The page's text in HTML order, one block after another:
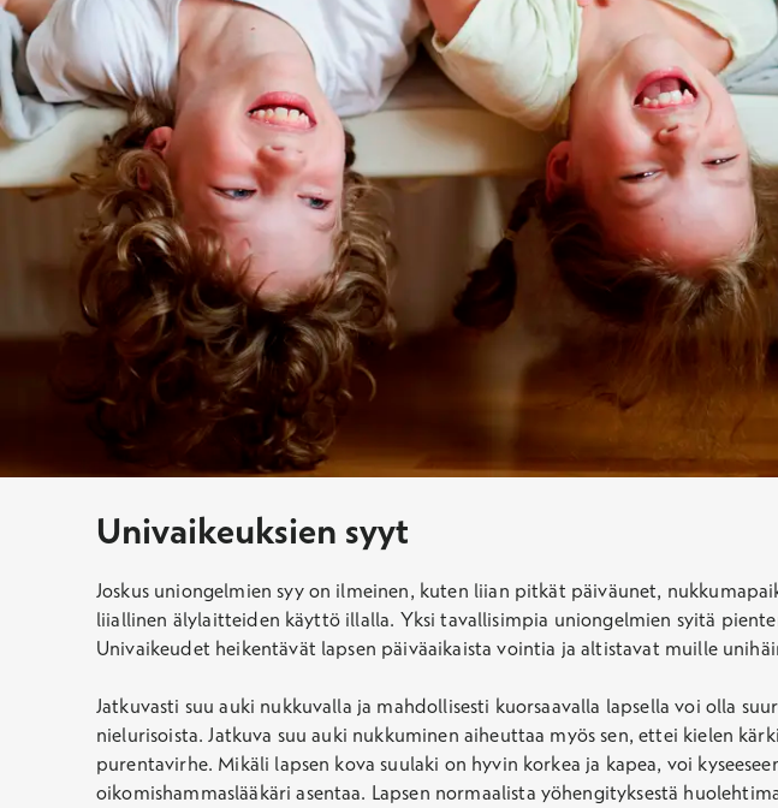
Univaikeuksien syyt
Joskus uniongelmien syy on ilmeinen, kuten liian pitkät päiväunet,
liiallinen älylaitteiden käyttö illalla. Yksi tavallisimpia uniongelmien syitä
Univaikeudet heikentävät lapsen päiväaikaista vointia ja altistavat muille
Jatkuvasti suu auki nukkuvalla ja mahdollisesti kuorsaavalla lapsella voi olla
nielurisoista. Jatkuva suu auki nukkuminen aiheuttaa myös sen, ettei kielen
purentavirhe. Mikäli lapsen kova suulaki on hyvin korkea ja kapea, voi
oikomishammaslääkäri asentaa. Lapsen normaalista yöhengityksestä